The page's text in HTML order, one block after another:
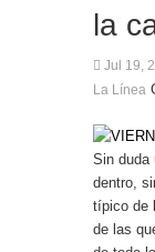
Honda
El
Ministra
la
Jul 19,
La Línea
Sin duda
dentro,
típico de
de las